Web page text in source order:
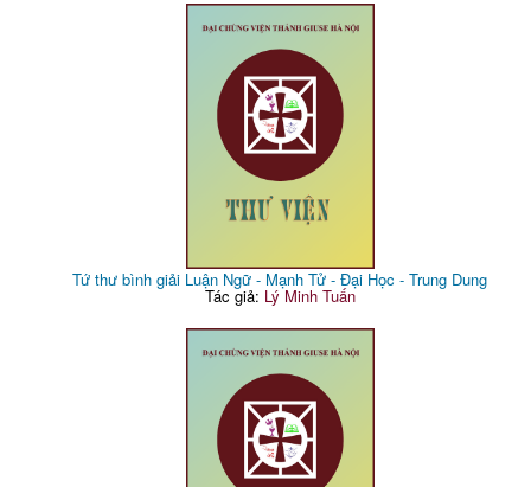
Tứ thư bình giải Luận Ngữ - Mạnh Tử - Đại Học - Trung Dung
Tác giả: Lý Minh Tuấn